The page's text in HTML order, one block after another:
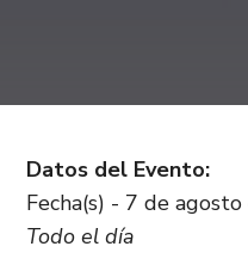
Datos del Evento:
Fecha(s) - 7 de
Todo el día